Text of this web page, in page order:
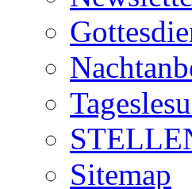
Sitemap